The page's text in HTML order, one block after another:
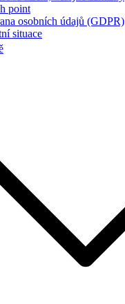
point
osobních údajů (GDPR)
situace